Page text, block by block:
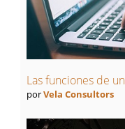
Las funciones de
porVela Consultors